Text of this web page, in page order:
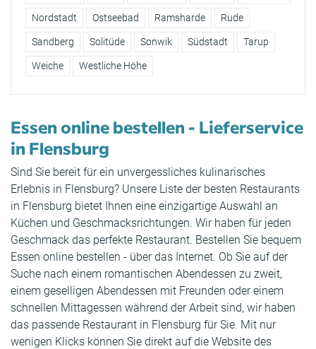
Nordstadt Ostseebad Ramsharde Rude
Sandberg Solitüde Sonwik Südstadt Tarup
Weiche Westliche Höhe
Essen online bestellen - Lieferservice
in Flensburg
Sind Sie bereit für ein unvergessliches kulinarisches
Erlebnis in Flensburg? Unsere Liste der besten Restaurants
in Flensburg bietet Ihnen eine einzigartige Auswahl an
Küchen und Geschmacksrichtungen. Wir haben für jeden
Geschmack das perfekte Restaurant. Bestellen Sie bequem
Essen online bestellen - über das Internet. Ob Sie auf der
Suche nach einem romantischen Abendessen zu zweit,
einem geselligen Abendessen mit Freunden oder einem
schnellen Mittagessen während der Arbeit sind, wir haben
das passende Restaurant in Flensburg für Sie. Mit nur
wenigen Klicks können Sie direkt auf die Website des